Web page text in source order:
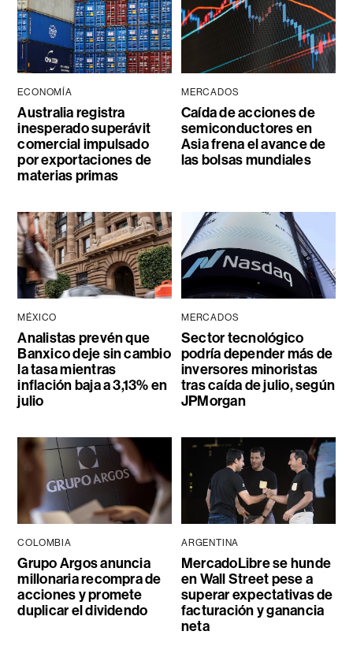
ECONOMÍA
Australia registra
inesperado superávit
comercial impulsado
por exportaciones de
materias primas
MERCADOS
Caída de acciones de
semiconductores en
Asia frena el avance de
las bolsas mundiales
MÉXICO
Analistas prevén que
Banxico deje sin cambio
la tasa mientras
inflación baja a 3,13% en
julio
MERCADOS
Sector tecnológico
podría depender más de
inversores minoristas
tras caída de julio, según
JPMorgan
COLOMBIA
Grupo Argos anuncia
millonaria recompra de
acciones y promete
duplicar el dividendo
ARGENTINA
MercadoLibre se hunde
en Wall Street pese a
superar expectativas de
facturación y ganancia
neta